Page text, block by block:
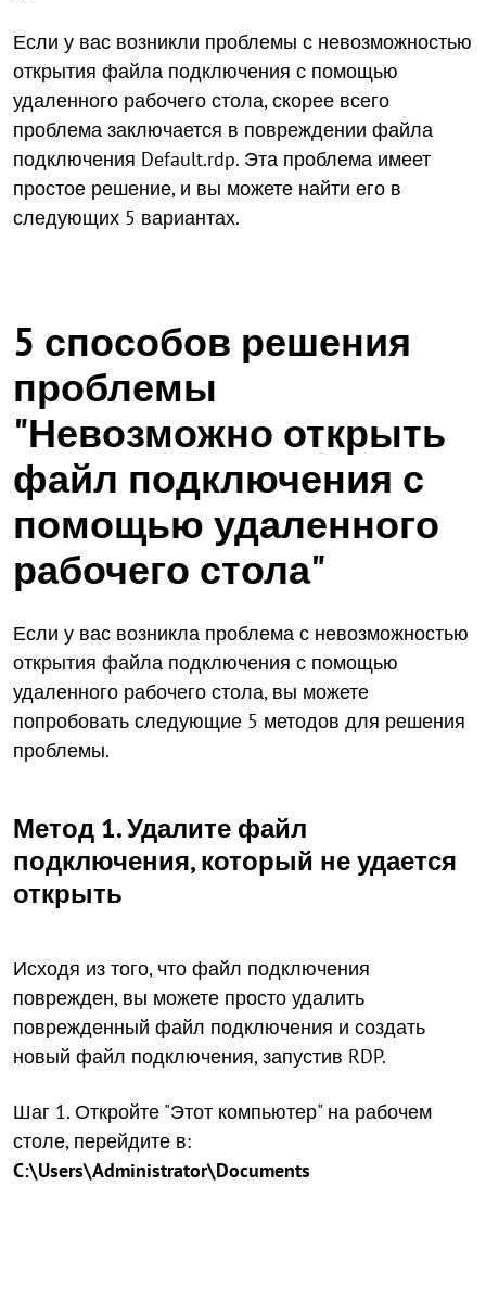
Если у вас возникли проблемы с невозможностью
открытия файла подключения с помощью
удаленного рабочего стола, скорее всего
проблема заключается в повреждении файла
подключения Default.rdp. Эта проблема имеет
простое решение, и вы можете найти его в
следующих 5 вариантах.
5 способов решения
проблемы
"Невозможно открыть
файл подключения с
помощью удаленного
рабочего стола"
Если у вас возникла проблема с невозможностью
открытия файла подключения с помощью
удаленного рабочего стола, вы можете
попробовать следующие 5 методов для решения
проблемы.
Метод 1. Удалите файл
подключения, который не удается
открыть
Исходя из того, что файл подключения
поврежден, вы можете просто удалить
поврежденный файл подключения и создать
новый файл подключения, запустив RDP.
Шаг 1. Откройте "Этот компьютер" на рабочем
столе, перейдите в:
C:\Users\Administrator\Documents